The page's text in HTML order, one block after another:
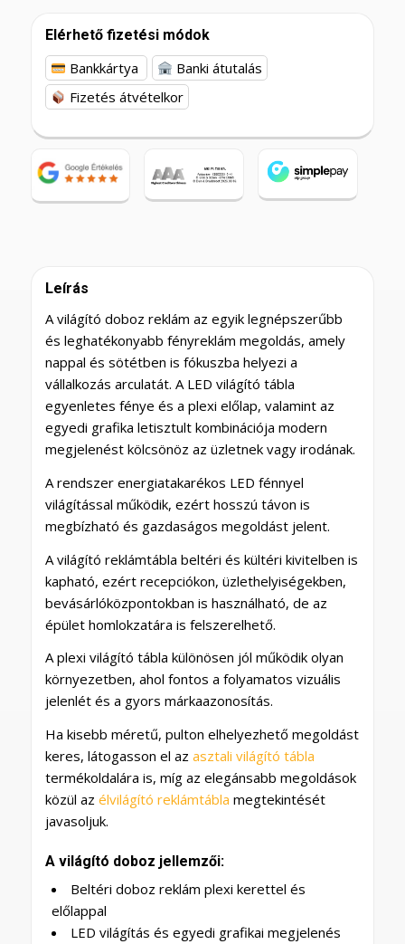
Elérhető fizetési módok
Bankkártya
Banki átutalás
Fizetés átvételkor
Leírás
A világító doboz reklám az egyik legnépszerűbb
és leghatékonyabb fényreklám megoldás, amely
nappal és sötétben is fókuszba helyezi a
vállalkozás arculatát. A LED világító tábla
egyenletes fénye és a plexi előlap, valamint az
egyedi grafika letisztult kombinációja modern
megjelenést kölcsönöz az üzletnek vagy irodának.
A rendszer energiatakarékos LED fénnyel
világítással működik, ezért hosszú távon is
megbízható és gazdaságos megoldást jelent.
A világító reklámtábla beltéri és kültéri kivitelben is
kapható, ezért recepciókon, üzlethelyiségekben,
bevásárlóközpontokban is használható, de az
épület homlokzatára is felszerelhető.
A plexi világító tábla különösen jól működik olyan
környezetben, ahol fontos a folyamatos vizuális
jelenlét és a gyors márkaazonosítás.
Ha kisebb méretű, pulton elhelyezhető megoldást
keres, látogasson el az asztali világító tábla
termékoldalára is, míg az elegánsabb megoldások
közül az élvilágító reklámtábla megtekintését
javasoljuk.
A világító doboz jellemzői:
Beltéri doboz reklám plexi kerettel és
előlappal
LED világítás és egyedi grafikai megjelenés